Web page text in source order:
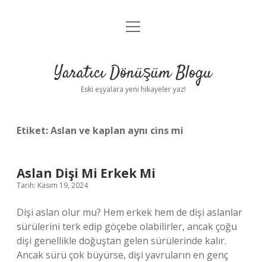
Anasayfa
Yasal Uyarı
menüyü
Yaratıcı Dönüşüm Blogu
Eski eşyalara yeni hikayeler yaz!
Etiket:Aslan ve kaplan aynı cins mi
Aslan Dişi Mi Erkek Mi
Tarih: Kasım 19, 2024
Dişi aslan olur mu? Hem erkek hem de dişi aslanlar
sürülerini terk edip göçebe olabilirler, ancak çoğu
dişi genellikle doğuştan gelen sürülerinde kalır.
Ancak sürü çok büyürse, dişi yavruların en genç